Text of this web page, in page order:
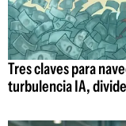
Tres claves para
turbulencia IA,